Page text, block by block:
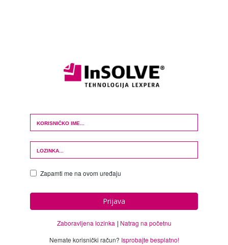
Login Form
Zapamti me na ovom uređaju
Prijava
Zaboravljena lozinka
Natrag na početnu
Nemate korisnički račun? Isprobajte besplatno!